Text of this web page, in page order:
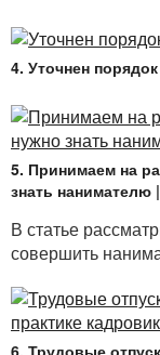
4. Уточнен
5. Принимаем на
знать нанимателю |
В статье
совершить
6. Трудовые